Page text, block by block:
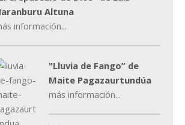
Altuna
información...
"Lluvia de Fango” de
Maite Pagazaurtundúa
más información...